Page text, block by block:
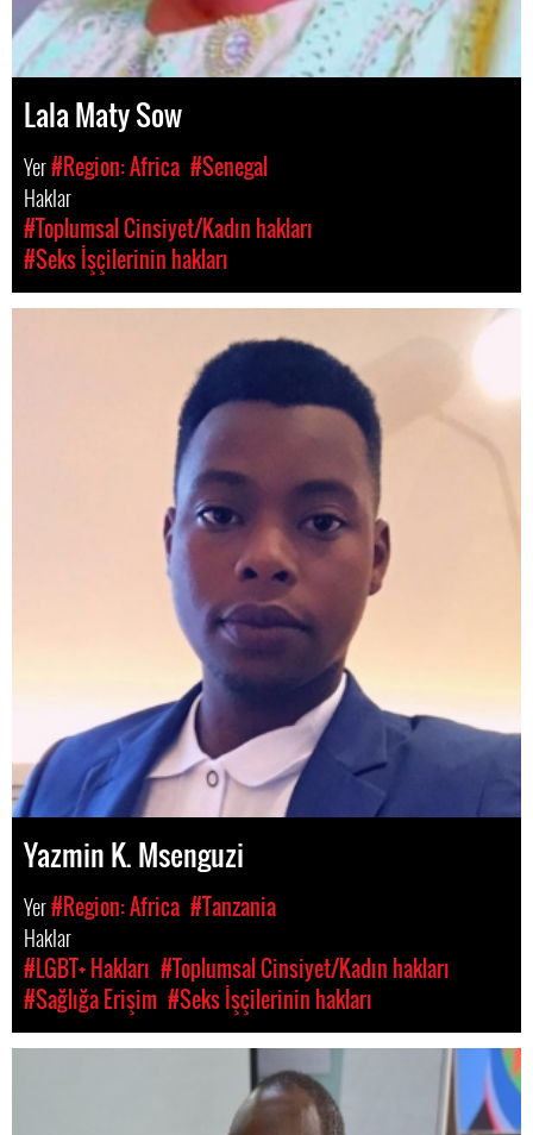
Lala Maty Sow
Yer#Region: Africa #Senegal
Haklar
#Toplumsal Cinsiyet/Kadın hakları
#Seks İşçilerinin hakları
Yazmin K. Msenguzi
Yer#Region: Africa #Tanzania
Haklar
#LGBT+ Hakları #Toplumsal Cinsiyet/Kadın hakları
#Sağlığa Erişim #Seks İşçilerinin hakları